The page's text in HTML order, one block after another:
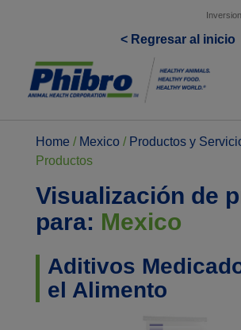
< Regresar al inicio
Home / Mexico / Productos y
Productos
Visualización de
para: Mexico
Aditivos
el Alimento